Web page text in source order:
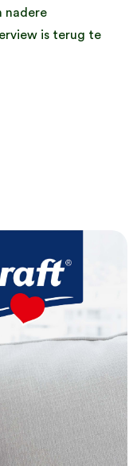
nadere
is terug te